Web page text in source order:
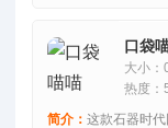
口袋
大小：
热度：
简介： 这款石器时